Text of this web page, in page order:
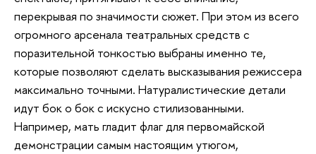
перекрывая по значимости сюжет. При этом из всего
огромного арсенала театральных средств с
поразительной тонкостью выбраны именно те,
которые позволяют сделать высказывания режиссера
максимально точными. Натуралистические детали
идут бок о бок с искусно стилизованными.
Например, мать гладит флаг для первомайской
демонстрации самым настоящим утюгом,